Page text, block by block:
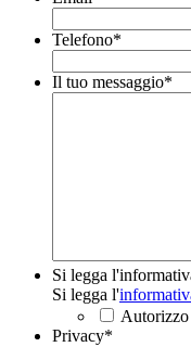
Telefono*
Il tuo messaggio*
Si legga
Si legga l'
Autorizzo
Privacy*